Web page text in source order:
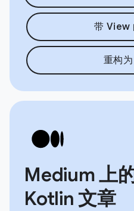
带 View
重构
Medium 上
Kotlin 文章